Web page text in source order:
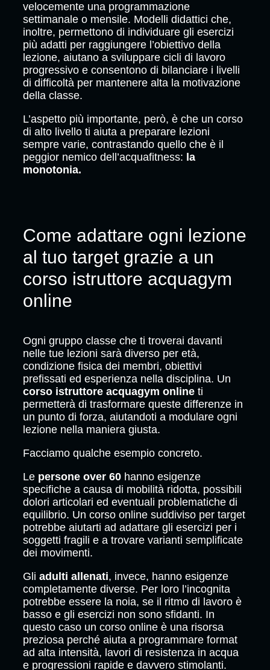
velocemente una programmazione
settimanale o mensile. Modelli didattici che,
inoltre, permettono di individuare gli esercizi
più adatti per raggiungere l’obiettivo della
lezione, aiutano a sviluppare cicli di lavoro
progressivo e consentono di bilanciare i livelli
di difficoltà per mantenere alta la motivazione
della classe.
L’aspetto più importante, però, è che un corso
di alto livello ti aiuta a preparare lezioni
sempre varie, contrastando quello che è il
peggior nemico dell’acquafitness: la
monotonia.
Come adattare ogni lezione
al tuo target grazie a un
corso istruttore acquagym
online
Ogni gruppo classe che ti troverai davanti
nelle tue lezioni sarà diverso per età,
condizione fisica dei membri, obiettivi
prefissati ed esperienza nella disciplina. Un
corso istruttore acquagym online ti
permetterà di trasformare queste differenze in
un punto di forza, aiutandoti a modulare ogni
lezione nella maniera giusta.
Facciamo qualche esempio concreto.
Le persone over 60 hanno esigenze
specifiche a causa di mobilità ridotta, possibili
dolori articolari ed eventuali problematiche di
equilibrio. Un corso online suddiviso per target
potrebbe aiutarti ad adattare gli esercizi per i
soggetti fragili e a trovare varianti semplificate
dei movimenti.
Gli adulti allenati, invece, hanno esigenze
completamente diverse. Per loro l’incognita
potrebbe essere la noia, se il ritmo di lavoro è
basso e gli esercizi non sono sfidanti. In
questo caso un corso online è una risorsa
preziosa perché aiuta a programmare format
ad alta intensità, lavori di resistenza in acqua
e progressioni rapide e davvero stimolanti.